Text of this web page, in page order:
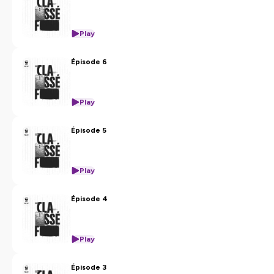
confidentialite
Play
Épisode 6
Play
Épisode 5
Play
Épisode 4
Play
Épisode 3